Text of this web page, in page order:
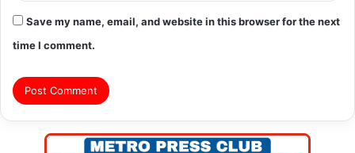
Save my name, email, and website in this browser for the next
time I comment.